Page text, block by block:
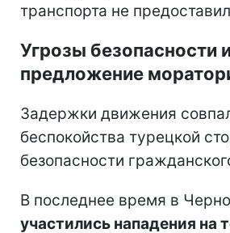
транспорта не
Угрозы безопасности
предложение
Задержки движения
беспокойства турецкой
безопасности
В последнее время в
участились нападения на